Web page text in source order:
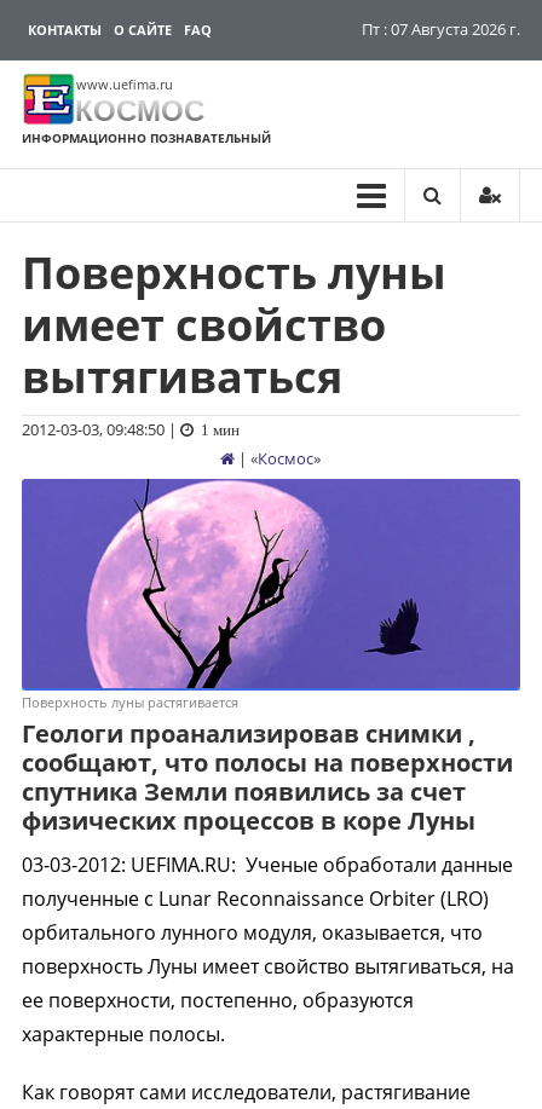
КОНТАКТЫ О САЙТЕ FAQ Пт : 07 Августа 2026 г.
www.uefima.ru
КОСМОС
ИНФОРМАЦИОННО ПОЗНАВАТЕЛЬНЫЙ
Перейти
содержимому
Поверхность луны
имеет свойство
вытягиваться
2012-03-03, 09:48:50| 1 мин
| «Космос»
Поверхность луны растягивается
Геологи проанализировав снимки ,
сообщают, что полосы на поверхности
спутника Земли появились за счет
физических процессов в коре Луны
03-03-2012: UEFIMA.RU: Ученые обработали данные
полученные с Lunar Reconnaissance Orbiter (LRO)
орбитального лунного модуля, оказывается, что
поверхность Луны имеет свойство вытягиваться, на
ее поверхности, постепенно, образуются
характерные полосы.
Как говорят сами исследователи, растягивание